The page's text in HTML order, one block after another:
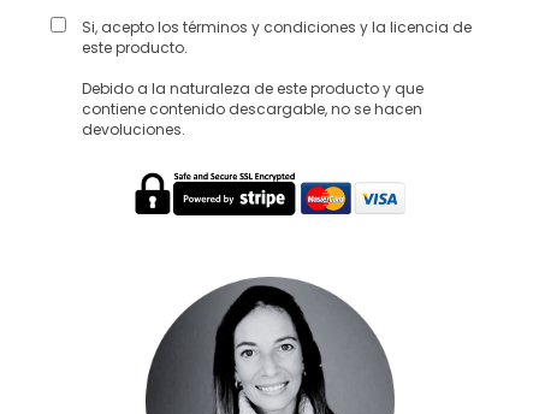
Si, acepto los términos y condiciones y la licencia de
este producto.
Debido a la naturaleza de este producto y que
contiene contenido descargable, no se hacen
devoluciones.